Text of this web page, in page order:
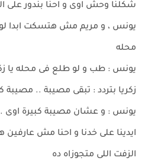
شكلنا وحش اوى و احنا بندور على
يونس ، و مريم مش هتسكت ابدا
محله
يونس : طب و لو طلع فى محله يا
زكريا بتردد : تبقى مصيبة .. مصيبة
يونس : و عشان مصيبة كبيرة
ايدينا على خدنا و احنا مش
الزفت اللى متجوزاه ده